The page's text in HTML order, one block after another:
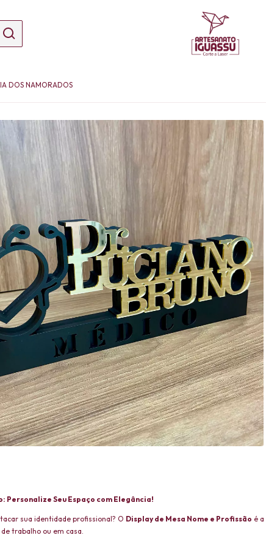
DOS NAMORADOS
Personalize Seu Espaço com Elegância!
sua identidade profissional? O Display de Mesa Nome e Profissão é
trabalho ou em casa.